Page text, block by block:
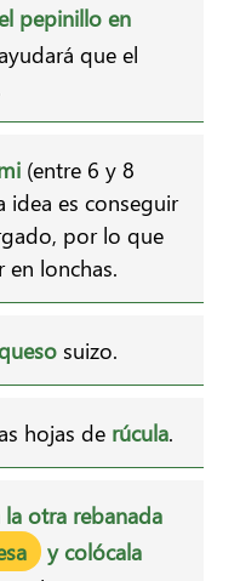
pepinillo en
que el
(entre 6 y 8
idea es conseguir
por lo que
en lonchas.
suizo.
hojas de rúcula.
la otra rebanada
y colócala